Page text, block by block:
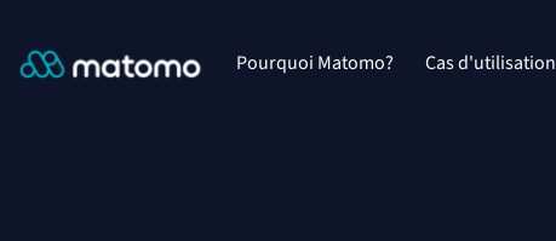
Pourquoi Matomo? Cas d'utilisation